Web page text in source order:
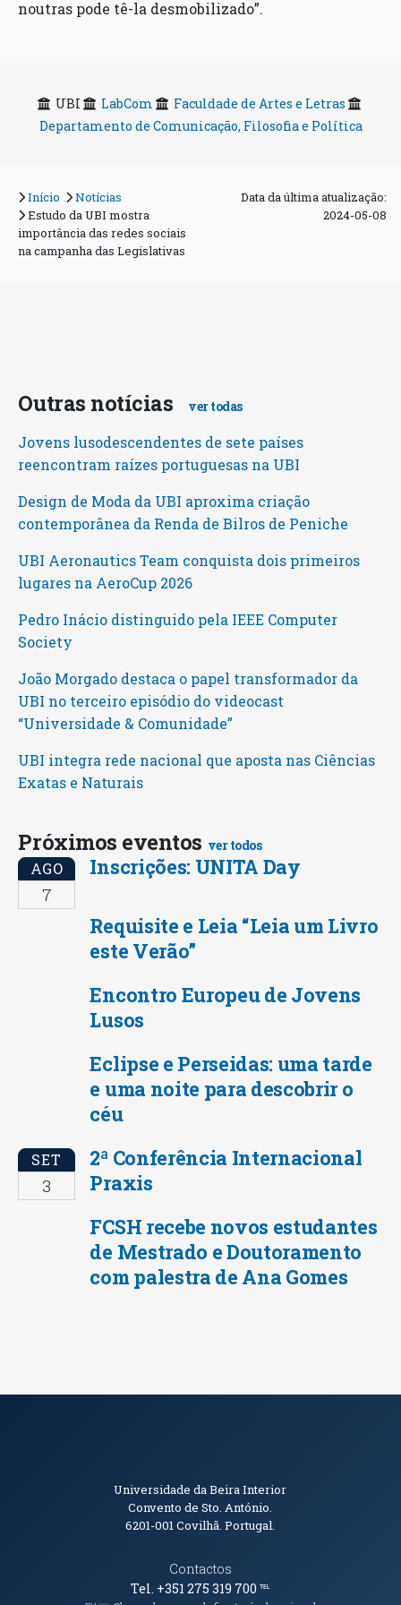
noutras pode tê-la desmobilizado”.
UBI LabCom
Faculdade de Artes e Letras
Departamento de Comunicação, Filosofia e Política
Início
Notícias
Estudo da UBI mostra
importância das redes sociais
na campanha das Legislativas
Data da última atualização:
2024-05-08
Outras notícias ver todas
Jovens lusodescendentes de sete países
reencontram raízes portuguesas na UBI
Design de Moda da UBI aproxima criação
contemporânea da Renda de Bilros de Peniche
UBI Aeronautics Team conquista dois primeiros
lugares na AeroCup 2026
Pedro Inácio distinguido pela IEEE Computer
Society
João Morgado destaca o papel transformador da
UBI no terceiro episódio do videocast
“Universidade & Comunidade”
UBI integra rede nacional que aposta nas Ciências
Exatas e Naturais
Próximos eventos ver todos
AGO
7
Inscrições: UNITA Day
Requisite e Leia “Leia um Livro
este Verão”
Encontro Europeu de Jovens
Lusos
Eclipse e Perseidas: uma tarde
e uma noite para descobrir o
céu
SET
3
2ª Conferência Internacional
Praxis
FCSH recebe novos estudantes
de Mestrado e Doutoramento
com palestra de Ana Gomes
Informações de Contacto
Universidade da Beira Interior
Convento de Sto. António.
6201-001Covilhã. Portugal.
Contactos
Tel. +351 275 319 700℡